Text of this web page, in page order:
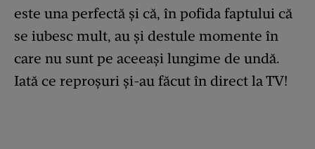
este una perfectă și că, în pofida faptului că
se iubesc mult, au și destule momente în
care nu sunt pe aceeași lungime de undă.
Iată ce reproșuri și-au făcut în direct la TV!